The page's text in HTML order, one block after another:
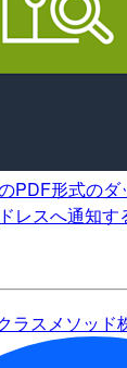
PDF形式の
レスへ通知す
ラスメソッド